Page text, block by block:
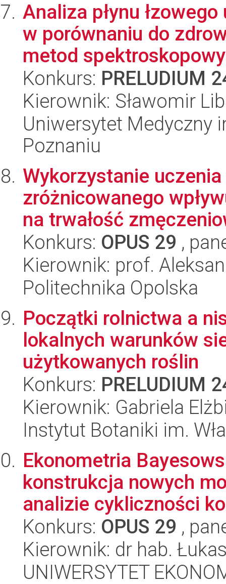
Analiza płynu
w porównaniu do
metod
Konkurs: PRELUDIUM
Kierownik: Sławomir
Uniwersytet Medyczny
Poznaniu
Wykorzystanie
zróżnicowanego
na trwałość
Konkurs: OPUS 29 ,
Kierownik: prof.
Politechnika Opolska
Początki rolnictwa a
lokalnych warunków
użytkowanych roślin
Konkurs: PRELUDIUM
Kierownik: Gabriela
Instytut Botaniki im.
Ekonometria
konstrukcja nowych
analizie cykliczności
Konkurs: OPUS 29 ,
Kierownik: dr hab.
UNIWERSYTET